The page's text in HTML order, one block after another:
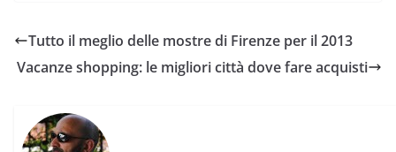
Tutto il meglio delle mostre di Firenze per il 2013
Vacanze shopping: le migliori città dove fare acquisti